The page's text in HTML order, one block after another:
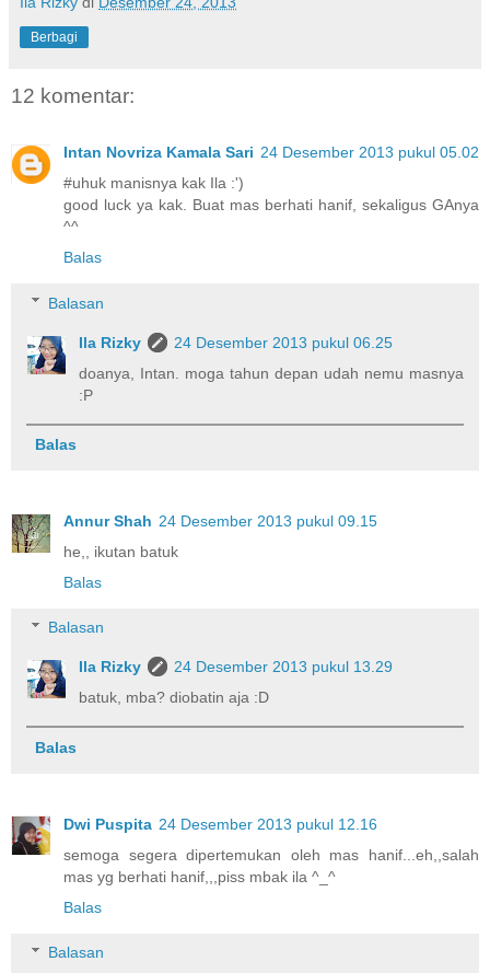
Berbagi
12 komentar:
Intan Novriza Kamala Sari 24 Desember 2013 pukul 05.02
#uhuk manisnya kak Ila :')
good luck ya kak. Buat mas berhati hanif, sekaligus GAnya
^^
Balas
Balasan
Ila Rizky
24 Desember 2013 pukul 06.25
doanya, Intan. moga tahun depan udah nemu masnya
:P
Balas
Annur Shah 24 Desember 2013 pukul 09.15
he,, ikutan batuk
Balas
Balasan
Ila Rizky
24 Desember 2013 pukul 13.29
batuk, mba? diobatin aja :D
Balas
Dwi Puspita 24 Desember 2013 pukul 12.16
semoga segera dipertemukan oleh mas hanif...eh,,salah
mas yg berhati hanif,,,piss mbak ila ^_^
Balas
Balasan